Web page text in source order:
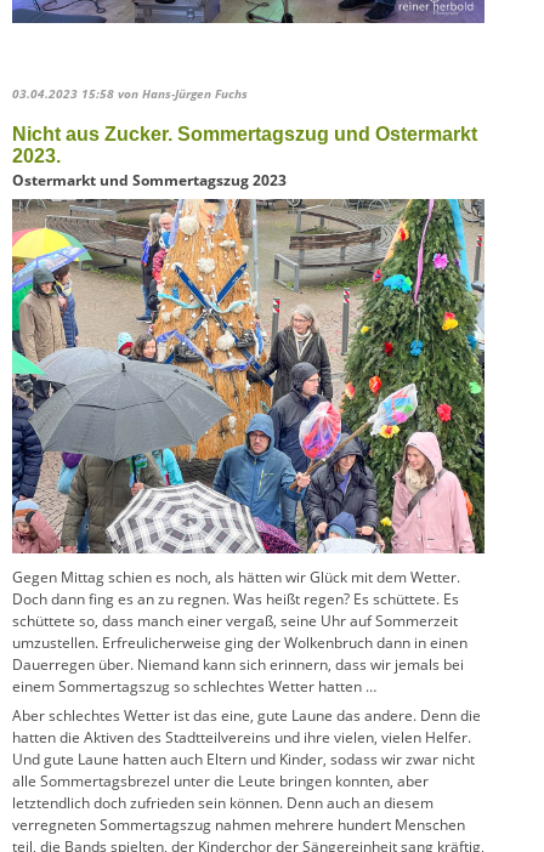
03.04.2023 15:58 von Hans-Jürgen Fuchs
Nicht aus Zucker. Sommertagszug und Ostermarkt
2023.
Ostermarkt und Sommertagszug 2023
Gegen Mittag schien es noch, als hätten wir Glück mit dem Wetter.
Doch dann fing es an zu regnen. Was heißt regen? Es schüttete. Es
schüttete so, dass manch einer vergaß, seine Uhr auf Sommerzeit
umzustellen. Erfreulicherweise ging der Wolkenbruch dann in einen
Dauerregen über. Niemand kann sich erinnern, dass wir jemals bei
einem Sommertagszug so schlechtes Wetter hatten …
Aber schlechtes Wetter ist das eine, gute Laune das andere. Denn die
hatten die Aktiven des Stadtteilvereins und ihre vielen, vielen Helfer.
Und gute Laune hatten auch Eltern und Kinder, sodass wir zwar nicht
alle Sommertagsbrezel unter die Leute bringen konnten, aber
letztendlich doch zufrieden sein können. Denn auch an diesem
verregneten Sommertagszug nahmen mehrere hundert Menschen
teil, die Bands spielten, der Kinderchor der Sängereinheit sang kräftig,